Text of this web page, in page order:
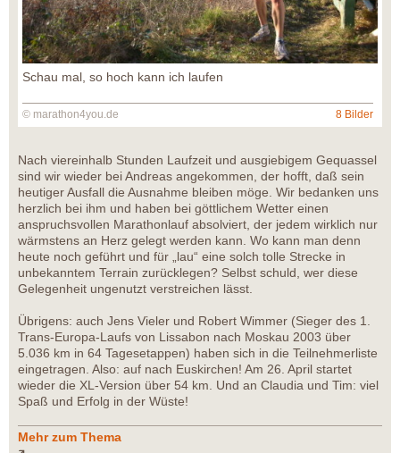
Schau mal, so hoch kann ich laufen
© marathon4you.de 8 Bilder
Nach viereinhalb Stunden Laufzeit und ausgiebigem Gequassel
sind wir wieder bei Andreas angekommen, der hofft, daß sein
heutiger Ausfall die Ausnahme bleiben möge. Wir bedanken uns
herzlich bei ihm und haben bei göttlichem Wetter einen
anspruchsvollen Marathonlauf absolviert, der jedem wirklich nur
wärmstens an Herz gelegt werden kann. Wo kann man denn
heute noch geführt und für „lau“ eine solch tolle Strecke in
unbekanntem Terrain zurücklegen? Selbst schuld, wer diese
Gelegenheit ungenutzt verstreichen lässt.
Übrigens: auch Jens Vieler und Robert Wimmer (Sieger des 1.
Trans-Europa-Laufs von Lissabon nach Moskau 2003 über
5.036 km in 64 Tagesetappen) haben sich in die Teilnehmerliste
eingetragen. Also: auf nach Euskirchen! Am 26. April startet
wieder die XL-Version über 54 km. Und an Claudia und Tim: viel
Spaß und Erfolg in der Wüste!
Mehr zum Thema